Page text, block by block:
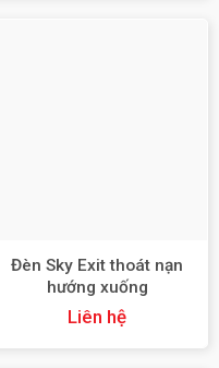
Đèn Sky Exit thoát nạn
hướng xuống
Liên hệ